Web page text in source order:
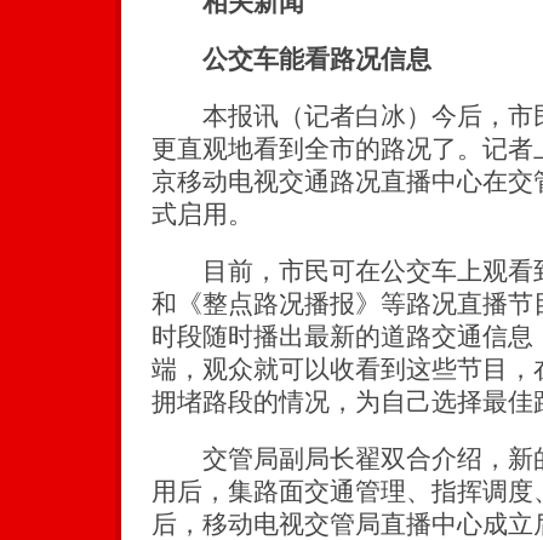
公交车能看路况信息
本报讯（记者白冰）今后，市
更直观地看到全市的路况了。记
京移动电视交通路况直播中心在
式启用。
目前，市民可在公交车上观看
和《整点路况播报》等路况直播
时段随时播出最新的道路交通信
端，观众就可以收看到这些节目
拥堵路段的情况，为自己选择最佳
交管局副局长翟双合介绍，新
用后，集路面交通管理、指挥调
后，移动电视交管局直播中心成